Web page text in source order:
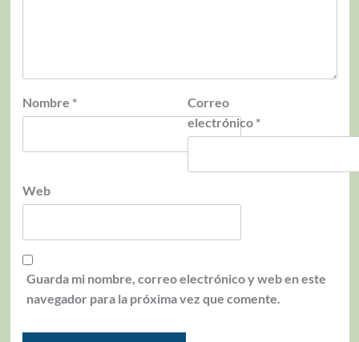
Nombre *
Correo
electrónico *
Web
Guarda mi nombre, correo electrónico y web en este
navegador para la próxima vez que comente.